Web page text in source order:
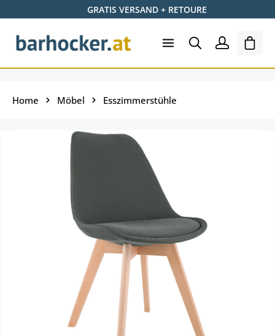
Zum Hauptinhalt springenGRATIS VERSAND + RETOURE
Home Möbel Esszimmerstühle